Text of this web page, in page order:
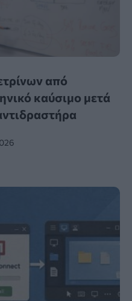
από
καύσιμο μετά